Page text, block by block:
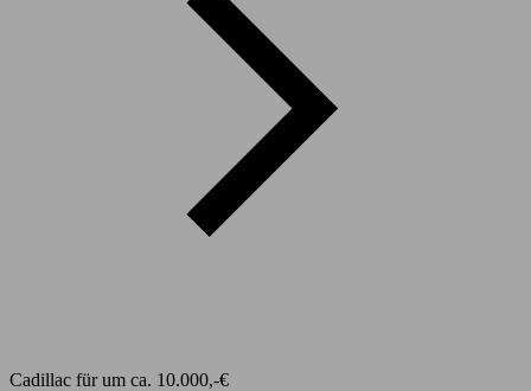
Cadillac für um ca. 10.000,-€